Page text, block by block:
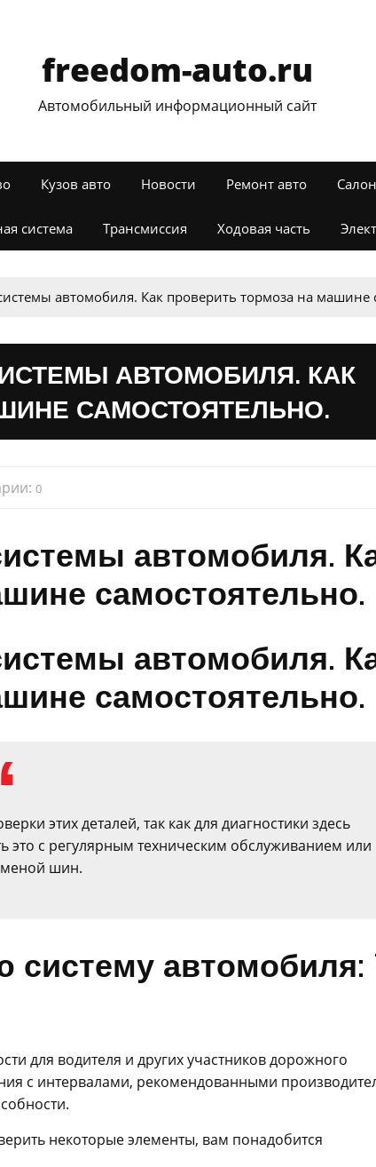
freedom-auto.ru
Автомобильный информационный сайт
Кузов авто Новости Ремонт авто
система Трансмиссия Ходовая часть
автомобиля. Как проверить тормоза на машине
АВТОМОБИЛЯ. КАК
САМОСТОЯТЕЛЬНО.
0
автомобиля.
самостоятельно.
автомобиля.
самостоятельно.
этих деталей, так как для диагностики здесь
это с регулярным техническим обслуживанием или
шин.
систему автомобиля:
для водителя и других участников дорожного
с интервалами, рекомендованными
некоторые элементы, вам понадобится